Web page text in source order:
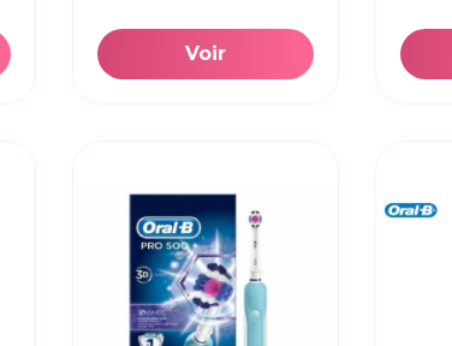
Voir